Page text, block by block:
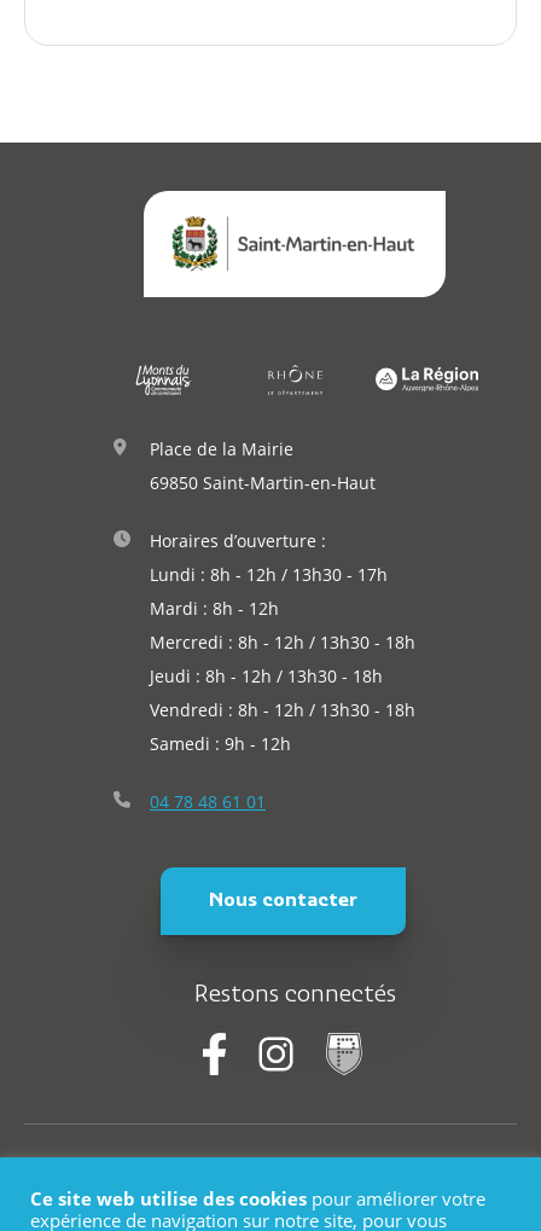
Place de la Mairie
69850 Saint-Martin-en-Haut
Horaires d’ouverture :
Lundi : 8h - 12h / 13h30 - 17h
Mardi : 8h - 12h
Mercredi : 8h - 12h / 13h30 - 18h
Jeudi : 8h - 12h / 13h30 - 18h
Vendredi : 8h - 12h / 13h30 - 18h
Samedi : 9h - 12h
04 78 48 61 01
Nous contacter
Restons connectés
Plan du site
Ce site web utilise des cookies pour améliorer votre
expérience de navigation sur notre site, pour vous